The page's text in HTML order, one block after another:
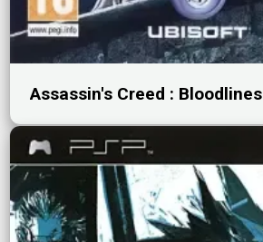
Assassin's Creed : Bloodlines